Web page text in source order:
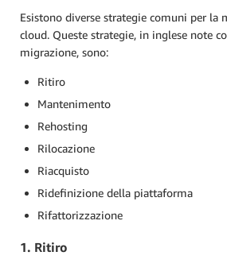
Esistono diverse strategie comuni per la
cloud. Queste strategie, in inglese note
migrazione, sono:
Ritiro
Mantenimento
Rehosting
Rilocazione
Riacquisto
Ridefinizione della piattaforma
Rifattorizzazione
1. Ritiro